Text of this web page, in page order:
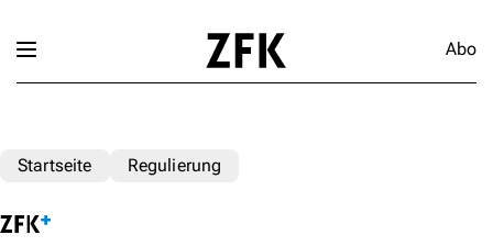
Abo
Startseite Regulierung